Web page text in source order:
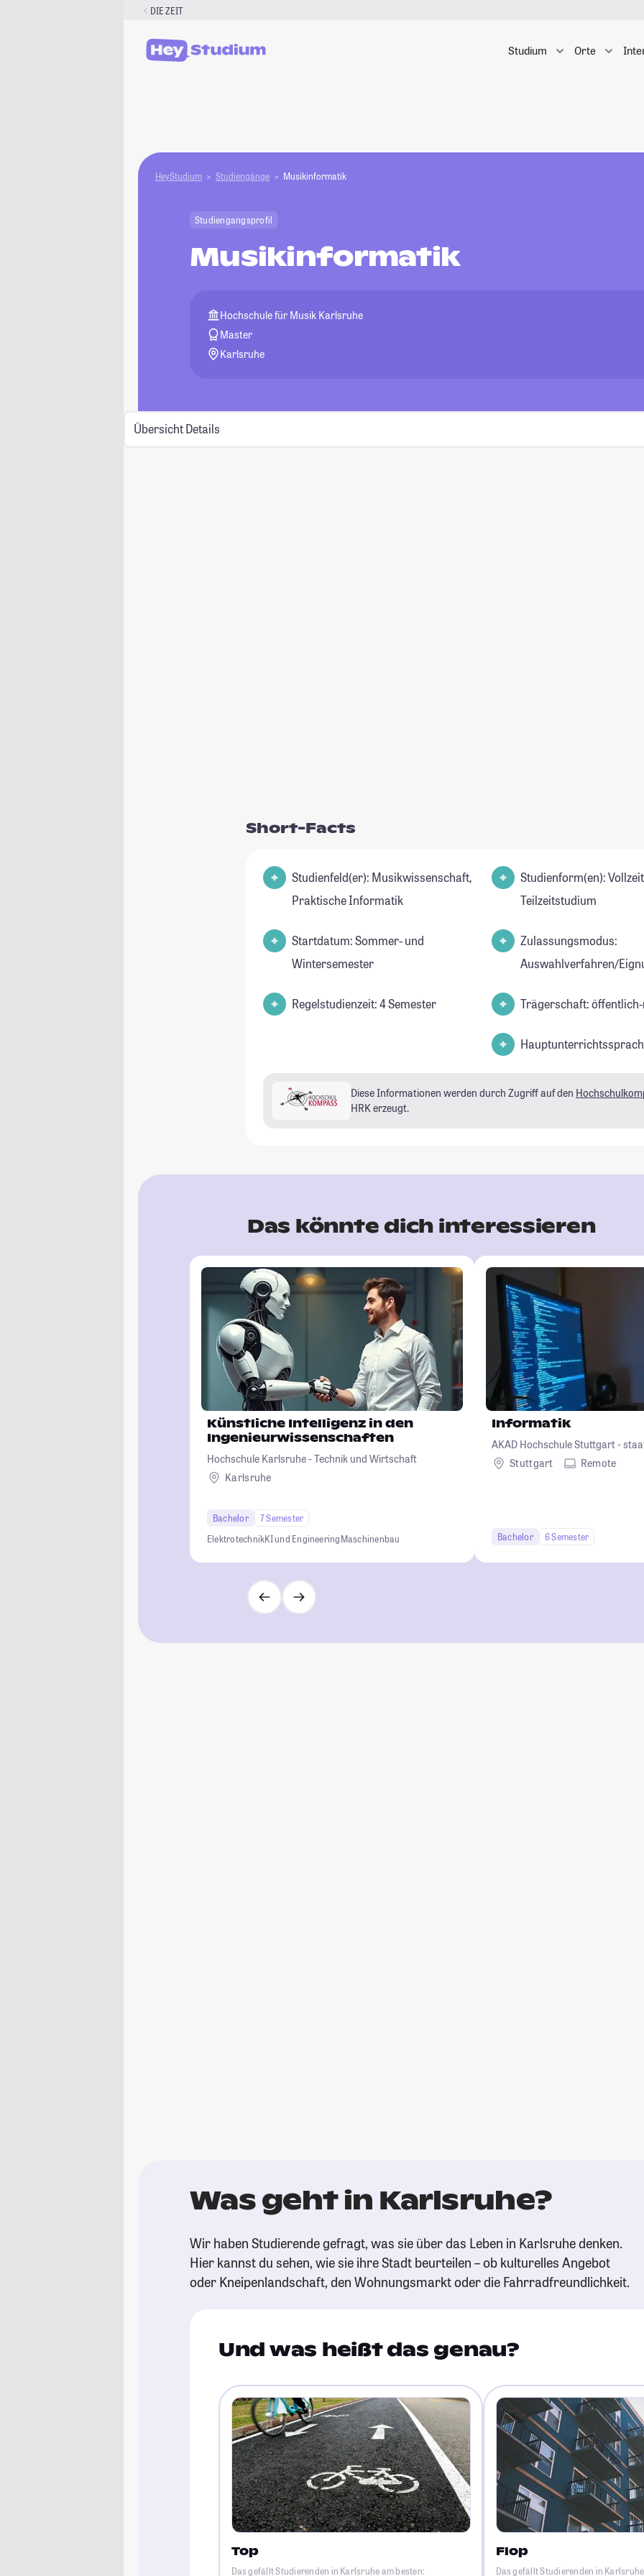
DIE ZEIT
Studium Orte
HeyStudium Studiengänge Musikinformatik
Studiengangsprofil
Musikinformatik
Hochschule für Musik Karlsruhe
Master
Karlsruhe
Übersicht Details
Short-Facts
Studienfeld(er): Musikwissenschaft,
Praktische Informatik
Startdatum: Sommer- und
Wintersemester
Regelstudienzeit: 4 Semester
Studienform(en):
Teilzeitstudium
Zulassungsmodus:
Auswahlverfahren/
Trägerschaft:
Diese Informationen werden durch Zugriff auf den
HRK erzeugt.
Das könnte dich interessieren
Künstliche Intelligenz in den
Ingenieurwissenschaften
Hochschule Karlsruhe - Technik und Wirtschaft
Karlsruhe
Bachelor
7 Semester
ElektrotechnikKI und EngineeringMaschinenbau
Informatik
AKAD Hochschule Stuttgart -
Stuttgart
Remote
Bachelor 6 Semester
Was geht in Karlsruhe?
Wir haben Studierende gefragt, was sie über das Leben in Karlsruhe denken.
Hier kannst du sehen, wie sie ihre Stadt beurteilen – ob kulturelles Angebot
oder Kneipenlandschaft, den Wohnungsmarkt oder die Fahrradfreundlichkeit.
Und was heißt das genau?
Top
Das gefällt Studierenden in Karlsruhe am besten:
Flop
Das gefällt Studierenden in